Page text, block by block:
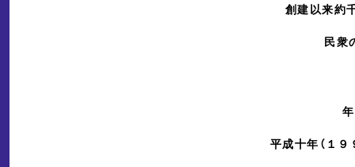
創建以来約
民衆
平成十年（１